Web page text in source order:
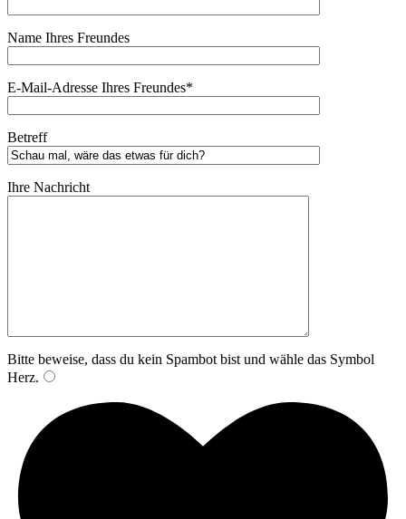
Name Ihres Freundes
E-Mail-Adresse Ihres Freundes*
Betreff
Ihre Nachricht
Bitte beweise, dass du kein Spambot bist und wähle das Symbol
Herz.